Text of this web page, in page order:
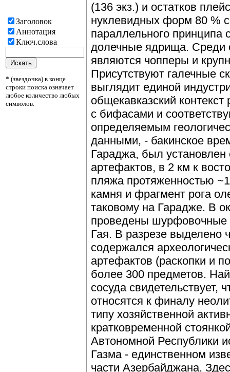
Заголовок
Аннотация
Ключ.слова
* (звездочка) в конце
строки поиска означает
любое количество любых
символов.
(136 экз.) и остатков
нуклевидных форм 80 %
параллельного принципа
долечные ядрища. Среди
являются чопперы и
Присутствуют галечные
выглядит единой
общекавказский
с бифасами и
определяемым
данными, - бакинское
Гараджа, был
артефактов, в 2 км к
пляжа протяженностью
камня и фрагмент рога
таковому на Гарадже. В
проведены шурфовочные
Гая. В разрезе выделено
содержался
артефактов (раскопки и
более 300 предметов.
сосуда свидетельствует,
относятся к финалу
типу хозяйственной
кратковременной
Автономной Республики
Газма - единственном
части Азербайджана.